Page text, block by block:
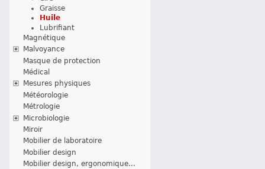
Graisse
Huile
Lubrifiant
Magnétique
Malvoyance
Masque de protection
Médical
Mesures physiques
Météorologie
Métrologie
Microbiologie
Miroir
Mobilier de laboratoire
Mobilier design
Mobilier design, ergonomique...